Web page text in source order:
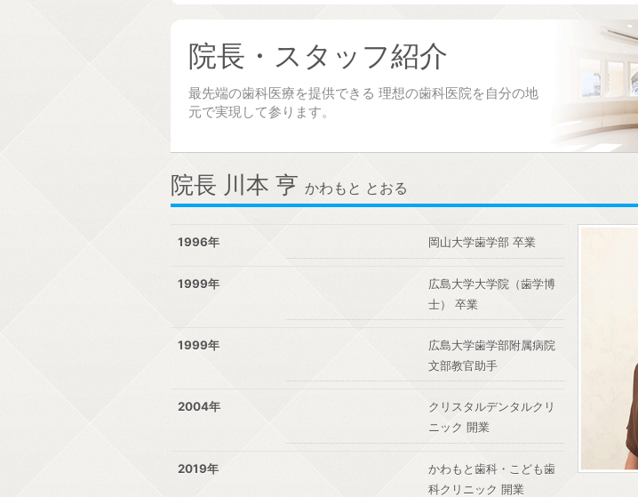
院長・スタッフ紹介
最先端の歯科医療を提供できる 理想の歯科医院を自分の地
元で実現して参ります。
院長 川本 亨 かわもと とおる
1996年 岡山大学歯学部 卒業
1999年
広島大学大学院（歯学博
士） 卒業
1999年
広島大学歯学部附属病院
文部教官助手
2004年
クリスタルデンタルクリ
ニック 開業
2019年
かわもと歯科・こども歯
科クリニック 開業